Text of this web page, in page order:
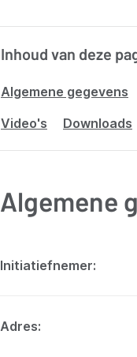
Inhoud van deze
Algemene gegevens
Video's
Downloads
Algemene
Initiatiefnemer
Adres